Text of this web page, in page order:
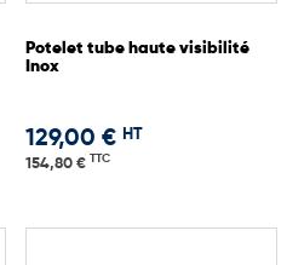
Potelet tube haute visibilité
Inox
129,00 € HT
154,80 € TTC